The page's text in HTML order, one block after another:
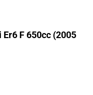
F 650cc (2005